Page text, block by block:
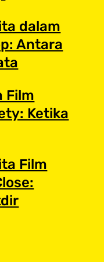
dalam
Antara
Film
Ketika
Film